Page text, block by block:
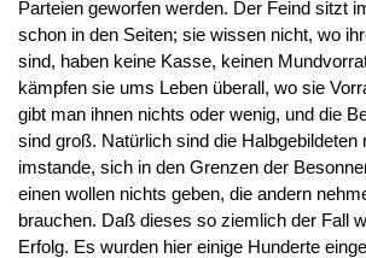
Parteien geworfen werden. Der Feind sitzt
schon in den Seiten; sie wissen nicht, wo
sind, haben keine Kasse, keinen
kämpfen sie ums Leben überall, wo sie
gibt man ihnen nichts oder wenig, und die
sind groß. Natürlich sind die Halbgebildeten
imstande, sich in den Grenzen der
einen wollen nichts geben, die andern
brauchen. Daß dieses so ziemlich der Fall
Erfolg. Es wurden hier einige Hunderte